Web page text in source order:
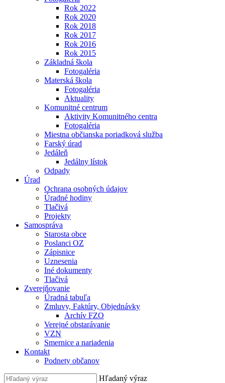
Rok 2022
Rok 2020
Rok 2018
Rok 2017
Rok 2016
Rok 2015
Základná škola
Fotogaléria
Materská škola
Fotogaléria
Aktuality
Komunitné centrum
Aktivity Komunitného centra
Fotogaléria
Miestna občianska poriadková služba
Farský úrad
Jedáleň
Jedálny lístok
Odpady
Úrad
Ochrana osobných údajov
Úradné hodiny
Tlačivá
Projekty
Samospráva
Starosta obce
Poslanci OZ
Zápisnice
Uznesenia
Iné dokumenty
Tlačivá
Zverejňovanie
Úradná tabuľa
Zmluvy, Faktúry, Objednávky
Archív FZO
Verejné obstarávanie
VZN
Smernice a nariadenia
Kontakt
Podnety občanov
Hľadaný výraz